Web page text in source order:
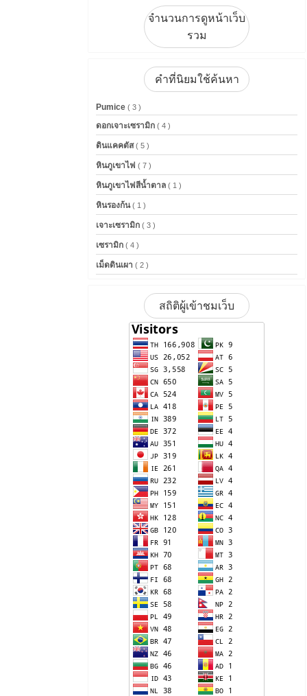
จำนวนการดูหน้าเว็บ
รวม
คำที่นิยมใช้ค้นหา
Pumice ( 3 )
ดอกเจาะเซรามิก ( 4 )
ดินแคคตัส( 5 )
หินภูเขาไฟ ( 7 )
หินภูเขาไฟสีน้ำตาล ( 1 )
หินรองก้น( 1 )
เจาะเซรามิก ( 3 )
เซรามิก ( 4 )
เม็ดดินเผา ( 2 )
สถิติผู้เข้าชมเว็บ